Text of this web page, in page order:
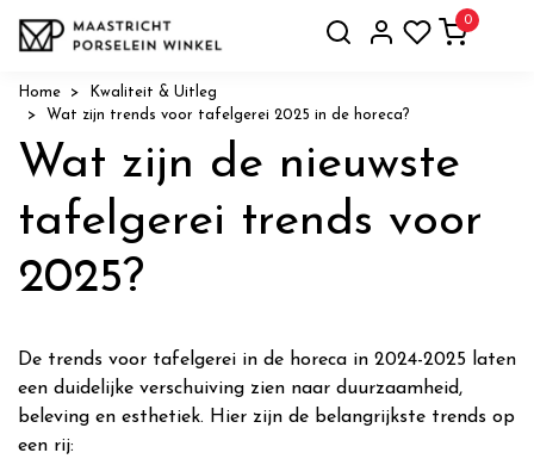
0
Home
Kwaliteit & Uitleg
Wat zijn trends voor tafelgerei 2025 in de horeca?
Wat zijn de nieuwste
tafelgerei trends voor
2025?
De trends voor tafelgerei in de horeca in 2024-2025 laten
een duidelijke verschuiving zien naar duurzaamheid,
beleving en esthetiek. Hier zijn de belangrijkste trends op
een rij: